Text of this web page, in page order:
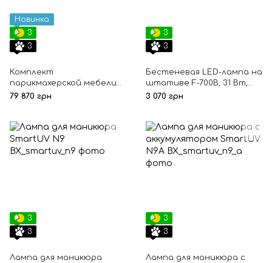
Новинка
3
3
Комплект
парикмахерской мебели
Polo Lux Spark Black
79 870 грн
3
3
Бестеневая LED-лампа на
штативе F-700B, 31 Вт,
черная
3 070 грн
3
3
Лампа для маникюра
3
3
Лампа для маникюра с